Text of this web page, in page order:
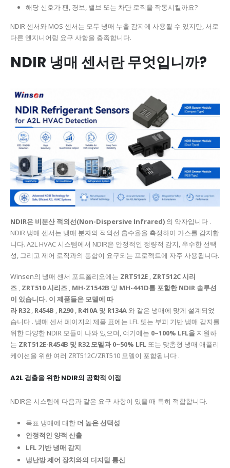
해당 신호가 팬, 경보, 밸브 또는 차단 로직을 작동시킬까요?
NDIR 센서와 MOS 센서는 모두 냉매 누출 감지에 사용될 수 있지만, 서로
다른 엔지니어링 요구 사항을 충족합니다.
NDIR 냉매 센서란 무엇입니까?
NDIR은 비분산 적외선(Non-Dispersive Infrared) 의 약자입니다 .
NDIR 냉매 센서는 냉매 분자의 적외선 흡수율을 측정하여 가스를 감지합
니다. A2L HVAC 시스템에서 NDIR은 안정적인 정량적 감지, 우수한 선택
성, 그리고 제어 로직과의 통합이 요구되는 프로젝트에 자주 사용됩니다.
Winsen의 냉매 센서 포트폴리오에는 ZRT512E , ZRT512C 시리
즈 , ZRT510 시리즈 , MH-Z1542B 및 MH-441D를 포함한 NDIR 솔루션
이 있습니다. 이 제품들은 모델에 따
라R32, R454B , R290 , R410A 및 R134A 와 같은 냉매에 맞게 설계되었
습니다 . 냉매 센서 페이지의 제품 표에는 LFL 또는 부피 기반 냉매 감지를
위한 다양한 NDIR 모듈이 나와 있으며, 여기에는 0~100% LFL을 지원하
는 ZRT512E-R454B 및 R32 모델과0~50% LFL 또는 맞춤형 냉매 애플리
케이션을 위한 여러 ZRT512C/ZRT510 모델이 포함됩니다 .
A2L 검출을 위한 NDIR의 공학적 이점
NDIR은 시스템에 다음과 같은 요구 사항이 있을 때 특히 적합합니다.
목표 냉매에 대한 더 높은 선택성
안정적인 양적 산출
LFL 기반 냉매 감지
냉난방 제어 장치와의 디지털 통신